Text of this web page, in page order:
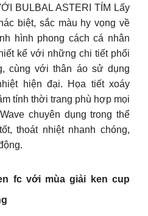
BULBAL ASTERI TÍM Lấy
biệt, sắc màu hy vọng về
hình phong cách cá nhân
kế với những chi tiết phối
cùng với thân áo sử dụng
hiện đại. Họa tiết xoáy
tính thời trang phù hợp mọi
chuyên dụng trong thể
thoát nhiệt nhanh chóng,
fc với mùa giải ken cup